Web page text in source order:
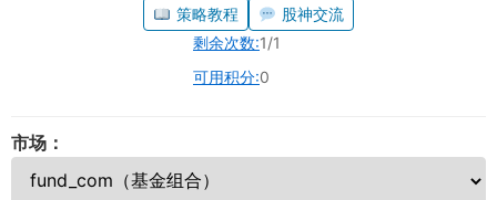
策略教程
股神交流
剩余次数:1/1
可用积分:0
市场：